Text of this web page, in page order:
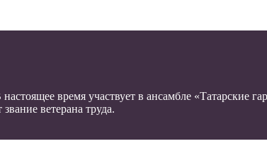
время участвует в ансамбле «Татарские
ветерана труда.